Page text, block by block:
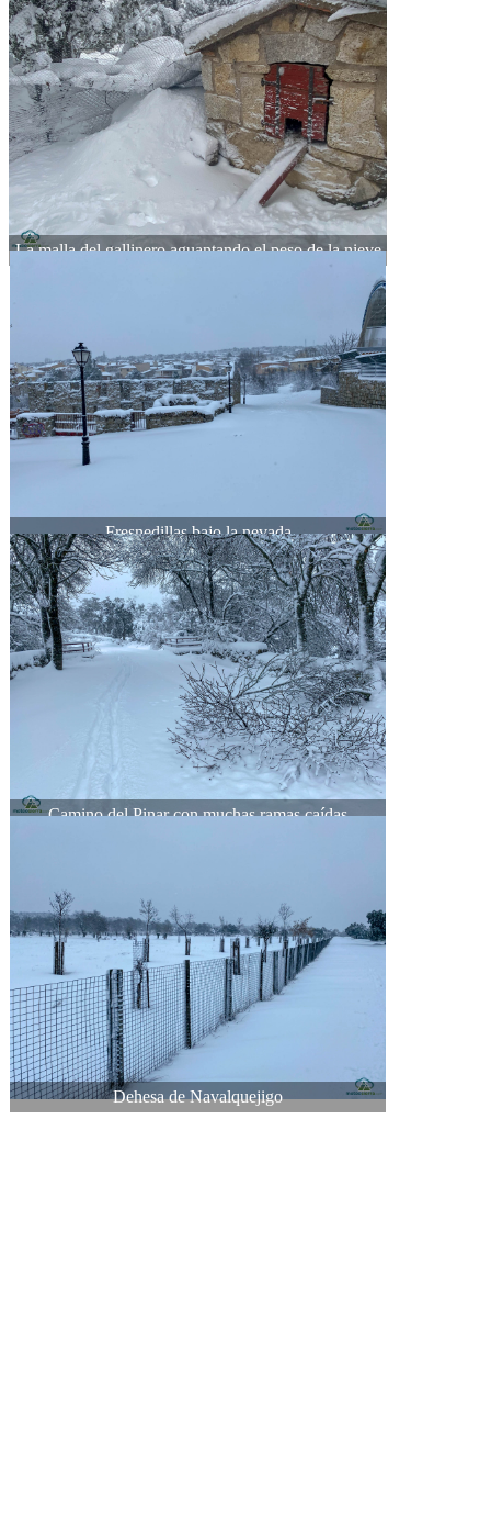
La malla del gallinero aguantando el peso de la nieve
Fresnedillas bajo la nevada
Camino del Pinar con muchas ramas caídas
Dehesa de Navalquejigo
Facebook